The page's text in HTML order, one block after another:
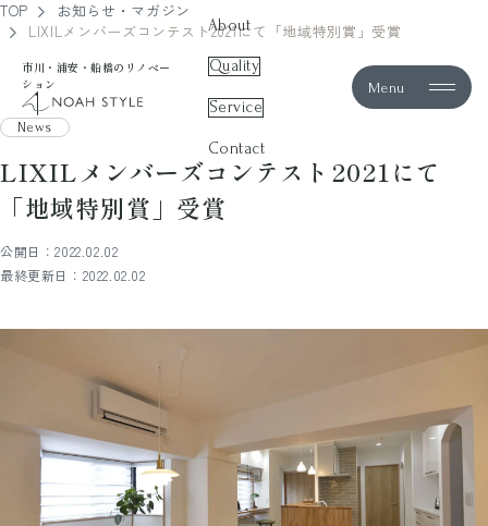
市川・浦安・船橋のリノベー
ション
noah style
About
Quality
Service
Contact
Menu
TOP
お知らせ・マガジン
LIXILメンバーズコンテスト2021にて「地域特別賞」受賞
News
LIXILメンバーズコンテスト2021にて
「地域特別賞」受賞
公開日：2022.02.02
最終更新日：2022.02.02